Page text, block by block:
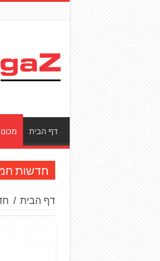
דף הבית
חדשות
דף הבית /